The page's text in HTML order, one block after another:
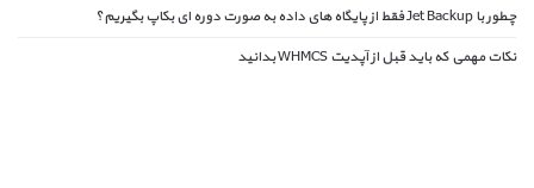
چطور با Jet Backup فقط از پایگاه های داده به صورت دوره ای بکاپ بگیریم؟
نکات مهمی که باید قبل از آپدیت WHMCS بدانید